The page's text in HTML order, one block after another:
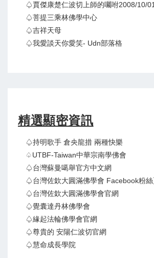
♤賈傑康楚仁波切上師的囑咐2008/10/
♤菩提三乘林佛學中心
♤吉祥天母
♤我愛談天你愛笑- Udn部落格
精選顯密資訊
♤持明歌手 倉央龍措 兩種快樂
♤UTBF-Taiwan中華宗南學佛會
♤台灣蘇曼噶舉官方中文網
♤台灣佐欽大圓滿佛學會 Facebook粉
♤台灣佐欽大圓滿佛學會官網
♤覺囊達丹林佛學會
♤緣起法輪佛學會官網
♤尊貴的 安陽仁波切官網
♤慧命成長學院